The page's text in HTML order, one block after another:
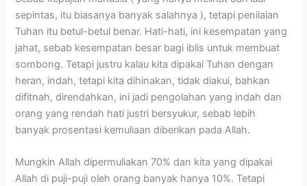
sepintas, itu biasanya banyak salahnya ), tetapi penilaian
Tuhan itu betul-betul benar. Hati-hati, ini kesempatan yang
jahat, sebab kesempatan besar bagi iblis untuk membuat
sombong. Tetapi justru kalau kita dipakai Tuhan dengan
heran, indah, tetapi kita dihinakan, tidak diakui, bahkan
difitnah, direndahkan, ini jadi pengolahan yang indah dan
orang yang rendah hati justri bersyukur, sebab lebih
banyak prosentasi kemuliaan diberikan pada Allah.
Mungkin Allah dipermuliakan 70% dan kita yang dipakai
Allah di puji-puji oleh orang banyak hanya 10%. Tetapi